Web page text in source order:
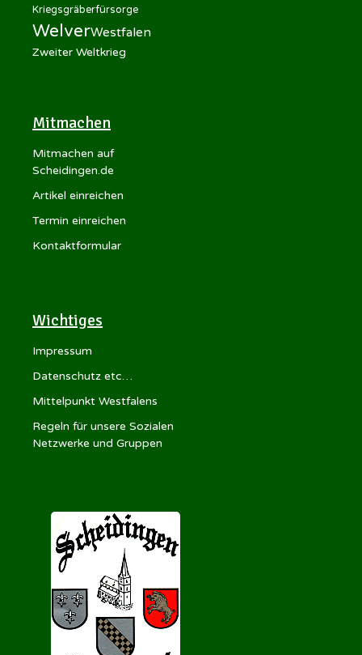
Kriegsgräberfürsorge
WelverWestfalen
Zweiter Weltkrieg
Mitmachen
Mitmachen auf
Scheidingen.de
Artikel einreichen
Termin einreichen
Kontaktformular
Wichtiges
Impressum
Datenschutz etc…
Mittelpunkt Westfalens
Regeln für unsere Sozialen
Netzwerke und Gruppen